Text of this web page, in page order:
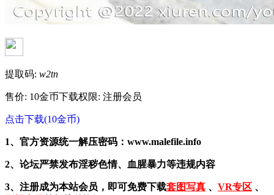
提取码: w2tn
售价: 10金币下载权限: 注册会员
点击下载(10金币)
1、官方资源统一解压密码：www.malefile.info
2、论坛严禁发布淫秽色情、血腥暴力等违规内容
3、注册成为本站会员，即可免费下载套图写真 、 VR专区 、